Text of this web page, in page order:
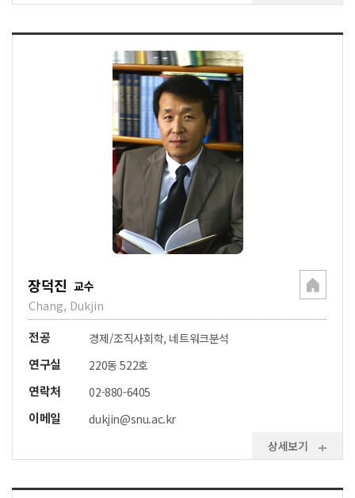
장덕진 교수
Chang, Dukjin
전공 경제/조직사회학, 네트워크분석
연구실 220동 522호
연락처 02-880-6405
이메일
dukjin@snu.ac.kr
상세보기